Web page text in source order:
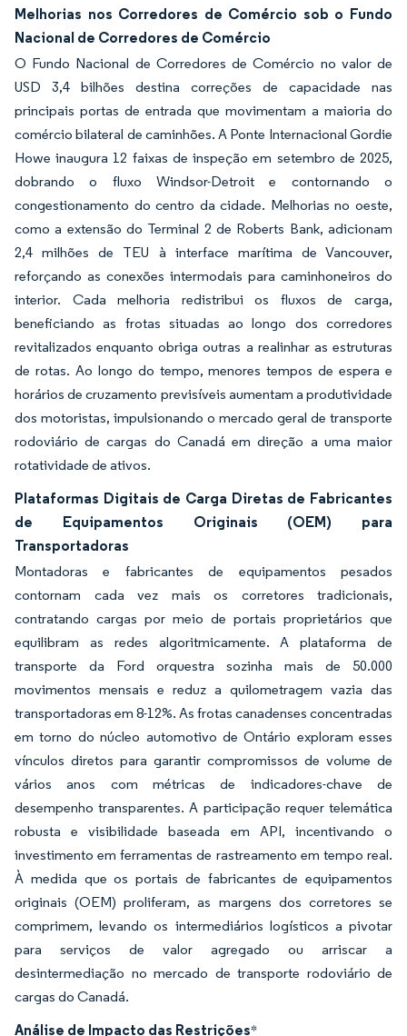
Melhorias nos Corredores de Comércio sob o Fundo
Nacional de Corredores de Comércio
O Fundo Nacional de Corredores de Comércio no valor de
USD 3,4 bilhões destina correções de capacidade nas
principais portas de entrada que movimentam a maioria do
comércio bilateral de caminhões. A Ponte Internacional Gordie
Howe inaugura 12 faixas de inspeção em setembro de 2025,
dobrando o fluxo Windsor-Detroit e contornando o
congestionamento do centro da cidade. Melhorias no oeste,
como a extensão do Terminal 2 de Roberts Bank, adicionam
2,4 milhões de TEU à interface marítima de Vancouver,
reforçando as conexões intermodais para caminhoneiros do
interior. Cada melhoria redistribui os fluxos de carga,
beneficiando as frotas situadas ao longo dos corredores
revitalizados enquanto obriga outras a realinhar as estruturas
de rotas. Ao longo do tempo, menores tempos de espera e
horários de cruzamento previsíveis aumentam a produtividade
dos motoristas, impulsionando o mercado geral de transporte
rodoviário de cargas do Canadá em direção a uma maior
rotatividade de ativos.
Plataformas Digitais de Carga Diretas de Fabricantes
de Equipamentos Originais (OEM) para
Transportadoras
Montadoras e fabricantes de equipamentos pesados
contornam cada vez mais os corretores tradicionais,
contratando cargas por meio de portais proprietários que
equilibram as redes algoritmicamente. A plataforma de
transporte da Ford orquestra sozinha mais de 50.000
movimentos mensais e reduz a quilometragem vazia das
transportadoras em 8-12%. As frotas canadenses concentradas
em torno do núcleo automotivo de Ontário exploram esses
vínculos diretos para garantir compromissos de volume de
vários anos com métricas de indicadores-chave de
desempenho transparentes. A participação requer telemática
robusta e visibilidade baseada em API, incentivando o
investimento em ferramentas de rastreamento em tempo real.
À medida que os portais de fabricantes de equipamentos
originais (OEM) proliferam, as margens dos corretores se
comprimem, levando os intermediários logísticos a pivotar
para serviços de valor agregado ou arriscar a
desintermediação no mercado de transporte rodoviário de
cargas do Canadá.
Análise de Impacto das Restrições*